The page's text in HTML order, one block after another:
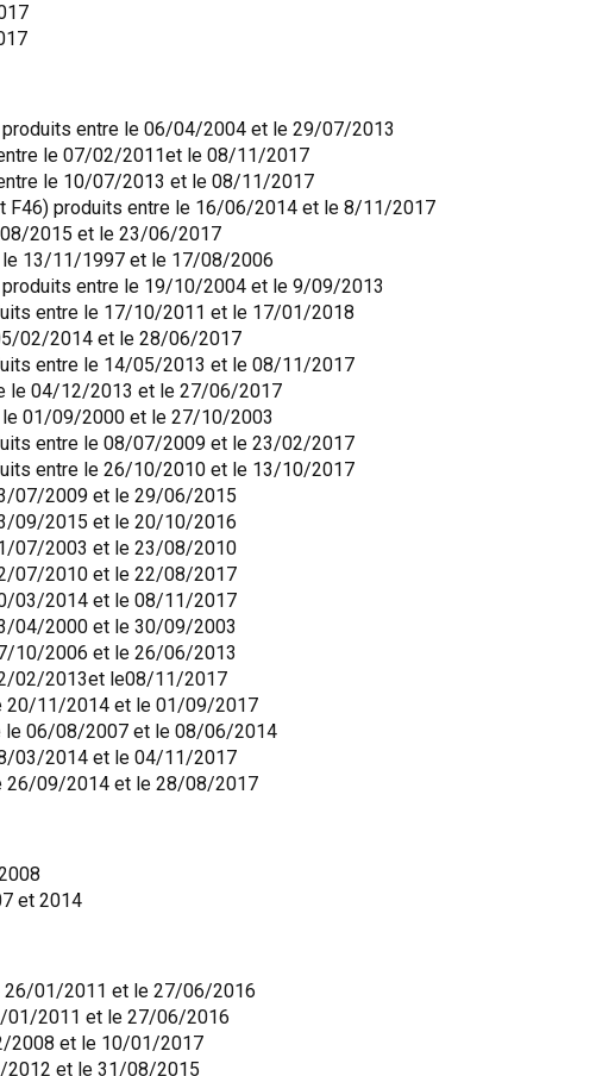
entre le 06/04/2004 et le 29/07/2013
le 07/02/2011et le 08/11/2017
le 10/07/2013 et le 08/11/2017
F46) produits entre le 16/06/2014 et le 8/11/2017
2015 et le 23/06/2017
le 13/11/1997 et le 17/08/2006
entre le 19/10/2004 et le 9/09/2013
entre le 17/10/2011 et le 17/01/2018
02/2014 et le 28/06/2017
entre le 14/05/2013 et le 08/11/2017
le 04/12/2013 et le 27/06/2017
le 01/09/2000 et le 27/10/2003
entre le 08/07/2009 et le 23/02/2017
entre le 26/10/2010 et le 13/10/2017
07/2009 et le 29/06/2015
09/2015 et le 20/10/2016
07/2003 et le 23/08/2010
07/2010 et le 22/08/2017
03/2014 et le 08/11/2017
04/2000 et le 30/09/2003
10/2006 et le 26/06/2013
02/2013et le08/11/2017
20/11/2014 et le 01/09/2017
le 06/08/2007 et le 08/06/2014
03/2014 et le 04/11/2017
26/09/2014 et le 28/08/2017
et 2014
26/01/2011 et le 27/06/2016
01/2011 et le 27/06/2016
2008 et le 10/01/2017
2012 et le 31/08/2015